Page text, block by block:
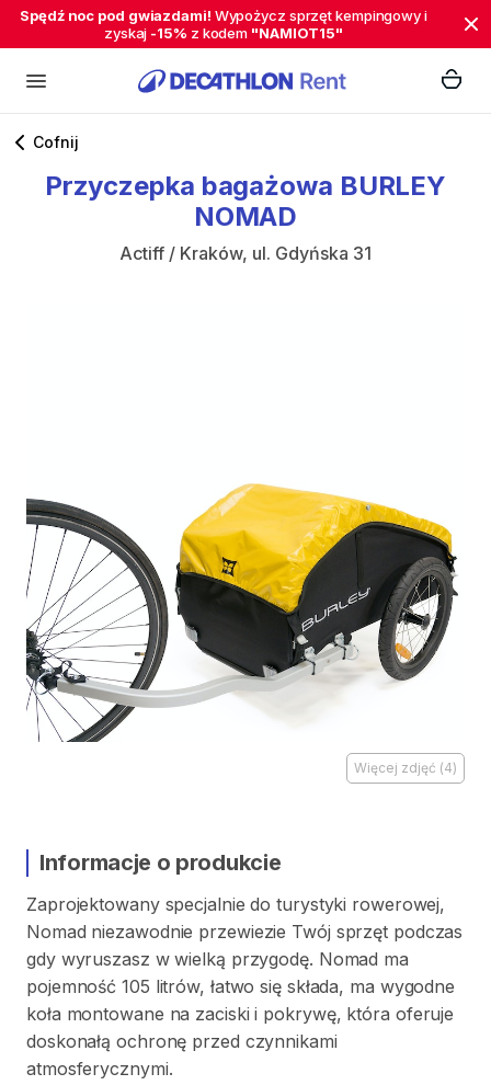
Spędź noc pod gwiazdami! Wypożycz sprzęt kempingowy i
zyskaj -15% z kodem "NAMIOT15"
Cofnij
Przyczepka bagażowa BURLEY
NOMAD
Actiff / Kraków, ul. Gdyńska 31
Więcej zdjęć (4)
Informacje o produkcie
Zaprojektowany specjalnie do turystyki rowerowej​,​
Nomad niezawodnie przewiezie Twój sprzęt podczas
gdy wyruszasz w wielką przygodę. Nomad ma
pojemność 105 litrów​,​ łatwo się składa​,​ ma wygodne
koła montowane na zaciski i pokrywę​,​ która oferuje
doskonałą ochronę przed czynnikami
atmosferycznymi.